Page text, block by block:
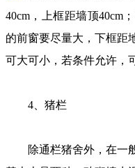
40cm，上框距墙顶40cm
的前窗要尽量大，下框距
可大可小，若条件允许，
4、猪栏
除通栏猪舍外，在一般